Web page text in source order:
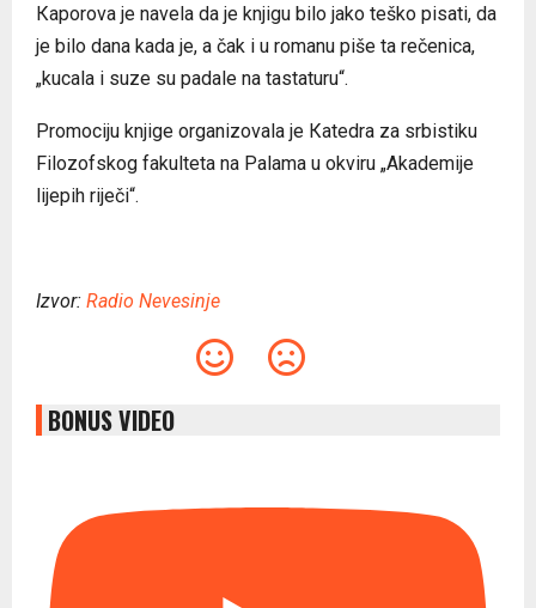
Кaporova je navela da je knjigu bilo jako teško pisati, da
je bilo dana kada je, a čak i u romanu piše ta rečenica,
„kucala i suze su padale na tastaturu“.
Promociju knjige organizovala je Кatedra za srbistiku
Filozofskog fakulteta na Palama u okviru „Akademije
lijepih riječi“.
Izvor: Radio Nevesinje
BONUS VIDEO